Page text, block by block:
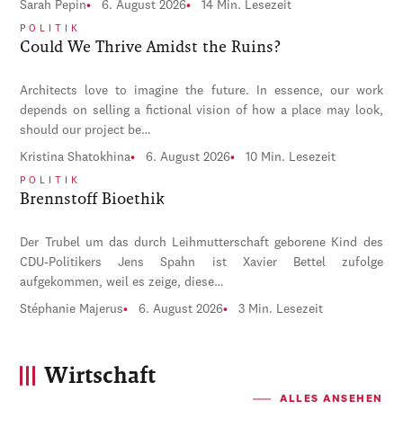
Sarah Pepin 6. August 2026 14 Min. Lesezeit
POLITIK
Could We Thrive Amidst the Ruins?
Architects love to imagine the future. In essence, our work
depends on selling a fictional vision of how a place may look,
should our project be…
Kristina Shatokhina 6. August 2026 10 Min. Lesezeit
POLITIK
Brennstoff Bioethik
Der Trubel um das durch Leihmutterschaft geborene Kind des
CDU-Politikers Jens Spahn ist Xavier Bettel zufolge
aufgekommen, weil es zeige, diese…
Stéphanie Majerus 6. August 2026 3 Min. Lesezeit
Wirtschaft
ALLES ANSEHEN